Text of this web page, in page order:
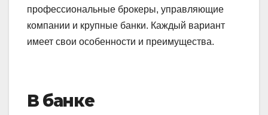
профессиональные брокеры, управляющие
компании и крупные банки. Каждый вариант
имеет свои особенности и преимущества.
В банке